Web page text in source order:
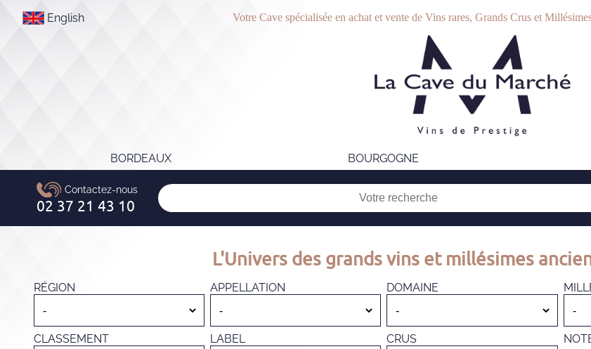
English Votre Cave spécialisée en achat et vente de Vins rares, Grands Crus et
BORDEAUX BOURGOGNE
L'Univers des grands vins et millésimes
RÉGION APPELLATION DOMAINE
CLASSEMENT LABEL CRUS